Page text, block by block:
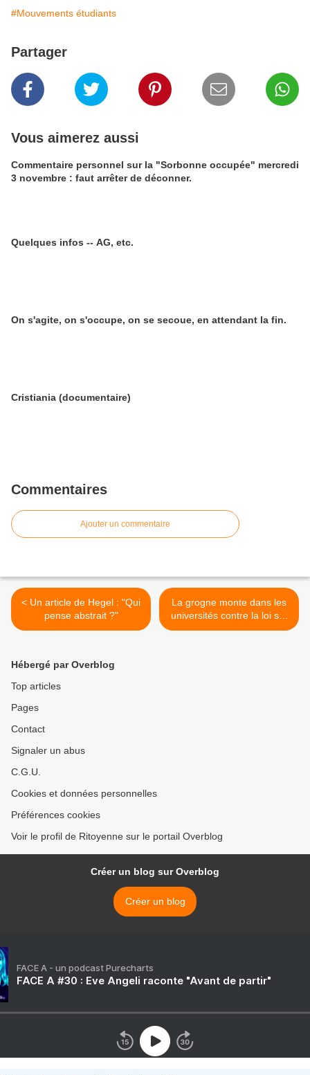
#Mouvements étudiants
Partager
Vous aimerez aussi
Commentaire personnel sur la "Sorbonne occupée" mercredi
3 novembre : faut arrêter de déconner.
Quelques infos -- AG, etc.
On s'agite, on s'occupe, on se secoue, en attendant la fin.
Cristiania (documentaire)
Commentaires
Ajouter un commentaire
< Un article de Hegel : "Qui
pense abstrait ?"
La grogne monte dans les
universités contre la loi sur
l'autonomie (6 novembre) >
Hébergé par Overblog
Top articles
Pages
Contact
Signaler un abus
C.G.U.
Cookies et données personnelles
Préférences cookies
Voir le profil de Ritoyenne sur le portail Overblog
Créer un blog sur Overblog
Créer un blog
FACE A - un podcast Purecharts
FACE A #30 : Eve Angeli raconte "Avant de partir"